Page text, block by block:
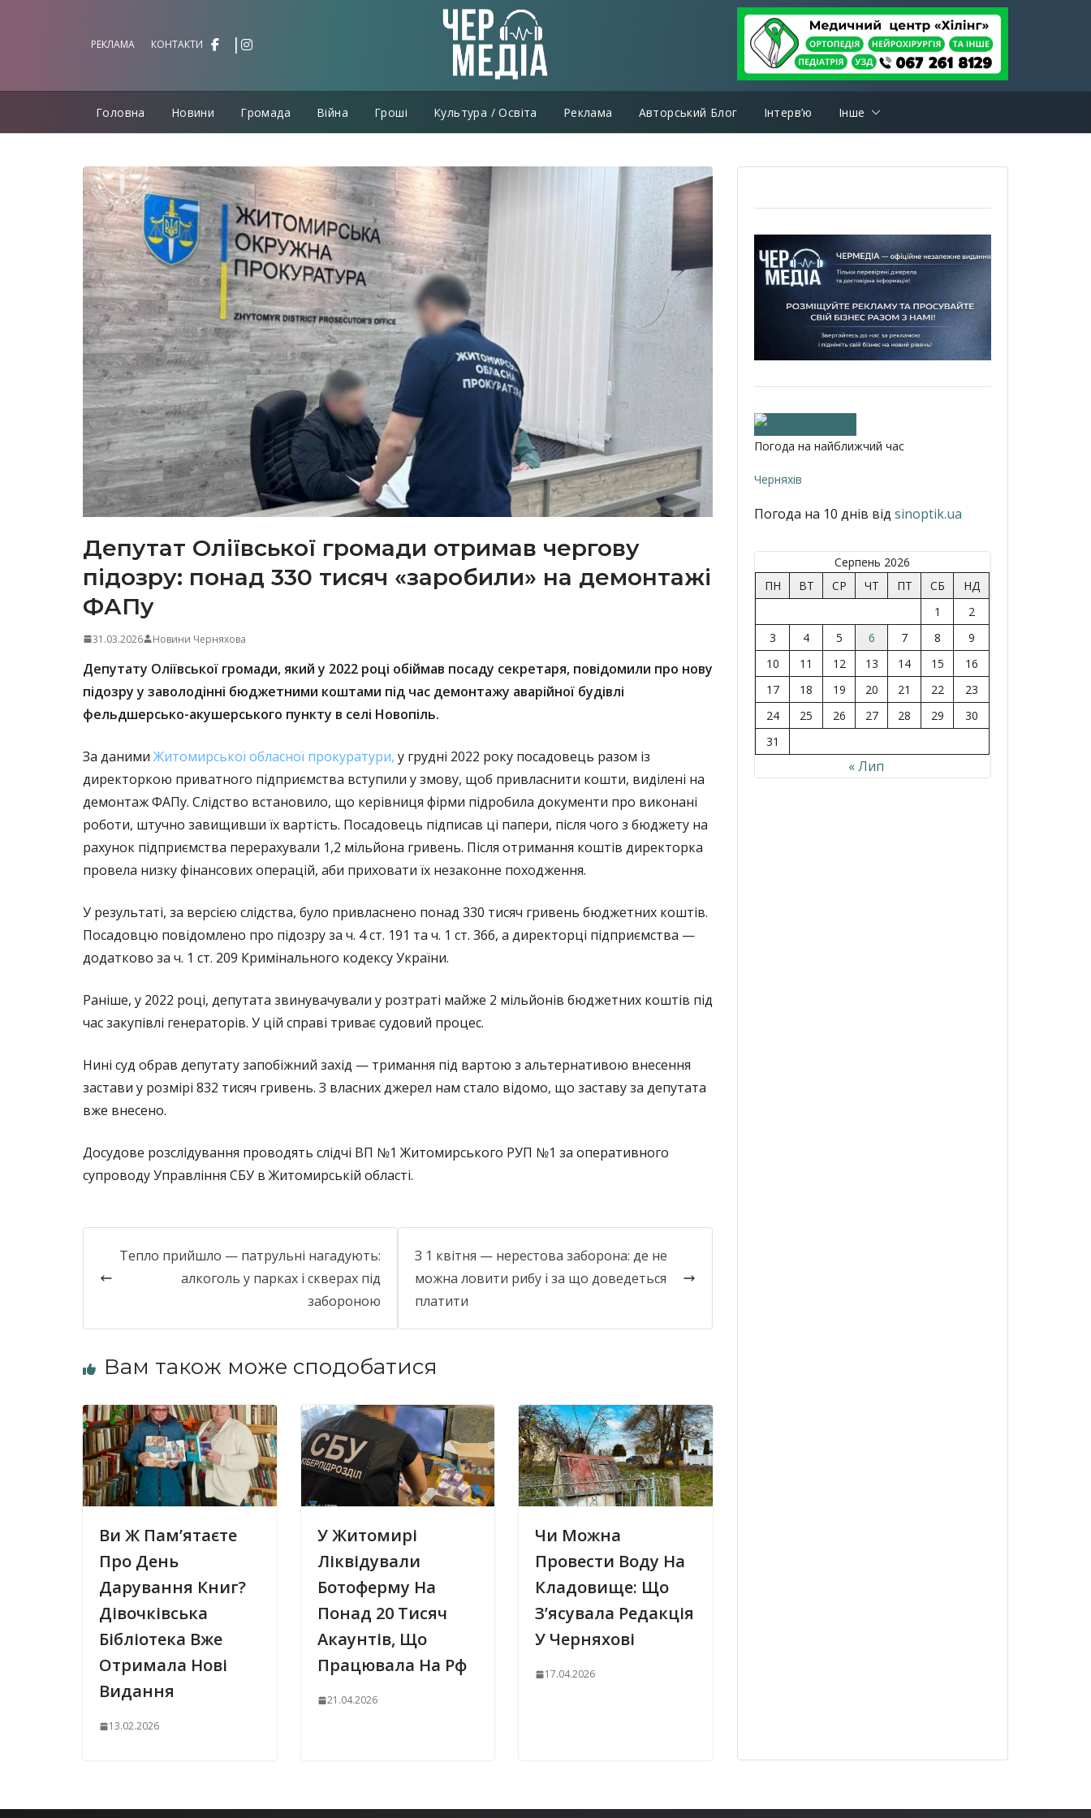
РЕКЛАМА КОНТАКТИ
Головна Новини Громада Війна Гроші Культура / Освіта Реклама Авторський Блог Інтерв’ю Інше
Депутат Оліївської громади отримав чергову
підозру: понад 330 тисяч «заробили» на демонтажі
ФАПу
31.03.2026 Новини Черняхова
Депутату Оліївської громади, який у 2022 році обіймав посаду секретаря, повідомили про нову
підозру у заволодінні бюджетними коштами під час демонтажу аварійної будівлі
фельдшерсько-акушерського пункту в селі Новопіль.
За даними Житомирської обласної прокуратури, у грудні 2022 року посадовець разом із
директоркою приватного підприємства вступили у змову, щоб привласнити кошти, виділені на
демонтаж ФАПу. Слідство встановило, що керівниця фірми підробила документи про виконані
роботи, штучно завищивши їх вартість. Посадовець підписав ці папери, після чого з бюджету на
рахунок підприємства перерахували 1,2 мільйона гривень. Після отримання коштів директорка
провела низку фінансових операцій, аби приховати їх незаконне походження.
У результаті, за версією слідства, було привласнено понад 330 тисяч гривень бюджетних коштів.
Посадовцю повідомлено про підозру за ч. 4 ст. 191 та ч. 1 ст. 366, а директорці підприємства —
додатково за ч. 1 ст. 209 Кримінального кодексу України.
Раніше, у 2022 році, депутата звинувачували у розтраті майже 2 мільйонів бюджетних коштів під
час закупівлі генераторів. У цій справі триває судовий процес.
Нині суд обрав депутату запобіжний захід — тримання під вартою з альтернативою внесення
застави у розмірі 832 тисяч гривень. З власних джерел нам стало відомо, що заставу за депутата
вже внесено.
Досудове розслідування проводять слідчі ВП №1 Житомирського РУП №1 за оперативного
супроводу Управління СБУ в Житомирській області.
Тепло прийшло — патрульні нагадують:
алкоголь у парках і скверах під
забороною
З 1 квітня — нерестова заборона: де не
можна ловити рибу і за що доведеться
платити
Вам також може сподобатися
Ви Ж Пам’ятаєте
Про День
Дарування Книг?
Дівочківська
Бібліотека Вже
Отримала Нові
Видання
13.02.2026
У Житомирі
Ліквідували
Ботоферму На
Понад 20 Тисяч
Акаунтів, Що
Працювала На Рф
21.04.2026
Чи Можна
Провести Воду На
Кладовище: Що
З’ясувала Редакція
У Черняхові
17.04.2026
Погода на найближчий час
Черняхів
Погода на 10 днів відsinoptik.ua
Серпень 2026
ПН
ВТ СР ЧТ ПТ СБ
НД
1
2
3
4 5 6 7 8
9
10
11 12 13 14 15
16
17
18 19 20 21 22
23
24
25 26 27 28 29
30
31
« Лип